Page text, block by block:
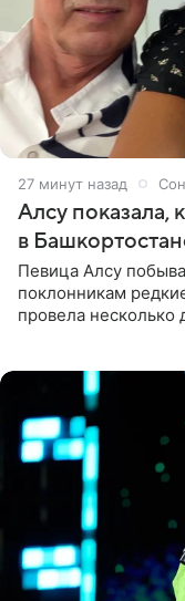
27 минут назад
Алсу показала,
в
Певица Алсу
поклонникам
провела несколько